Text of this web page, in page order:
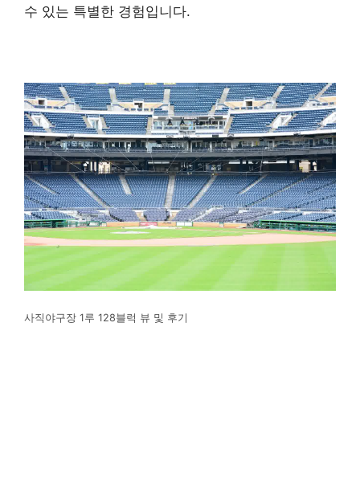
수 있는 특별한 경험입니다.
사직야구장 1루 128블럭 뷰 및 후기